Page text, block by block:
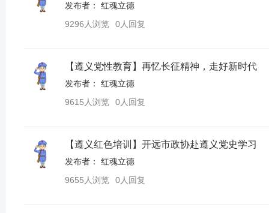
发布者：红魂立德
9296人浏览
0人回复
【遵义党性教育】再忆长征精神，走好新时代
发布者：红魂立德
9615人浏览
0人回复
【遵义红色培训】开远市政协赴遵义党史学习
发布者：红魂立德
9655人浏览
0人回复